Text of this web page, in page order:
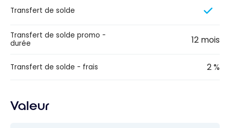
Transfert de solde
Transfert de solde promo -
durée
12 mois
Transfert de solde - frais 2 %
Valeur